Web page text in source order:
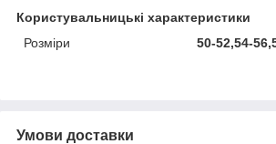
Користувальницькі характеристики
Розміри
50-52,54-
Умови доставки